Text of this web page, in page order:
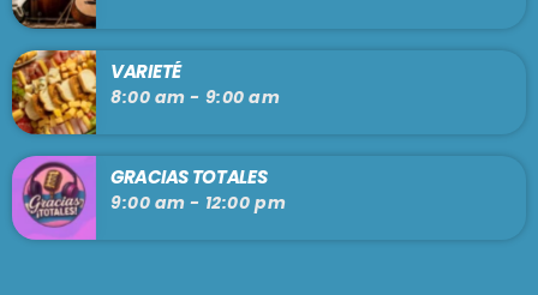
VARIETÉ
8:00 am - 9:00 am
GRACIAS TOTALES
9:00 am - 12:00 pm